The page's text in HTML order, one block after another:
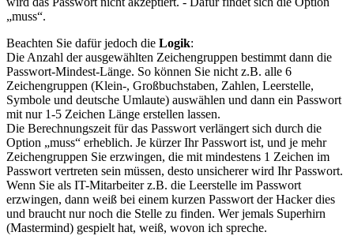
muss .
Beachten Sie dafür jedoch die Logik:
Die Anzahl der ausgewählten Zeichengruppen bestimmt dann die
Passwort-Mindest-Länge. So können Sie nicht z.B. alle 6
Zeichengruppen (Klein-, Großbuchstaben, Zahlen, Leerstelle,
Symbole und deutsche Umlaute) auswählen und dann ein Passwort
mit nur 1-5 Zeichen Länge erstellen lassen.
Die Berechnungszeit für das Passwort verlängert sich durch die
Option
muss
erheblich. Je kürzer Ihr Passwort ist, und je mehr
Zeichengruppen Sie erzwingen, die mit mindestens 1 Zeichen im
Passwort vertreten sein müssen, desto unsicherer wird Ihr Passwort.
Wenn Sie als IT-Mitarbeiter z.B. die Leerstelle im Passwort
erzwingen, dann weiß bei einem kurzen Passwort der Hacker dies
und braucht nur noch die Stelle zu finden. Wer jemals Superhirn
(Mastermind) gespielt hat, weiß, wovon ich spreche.